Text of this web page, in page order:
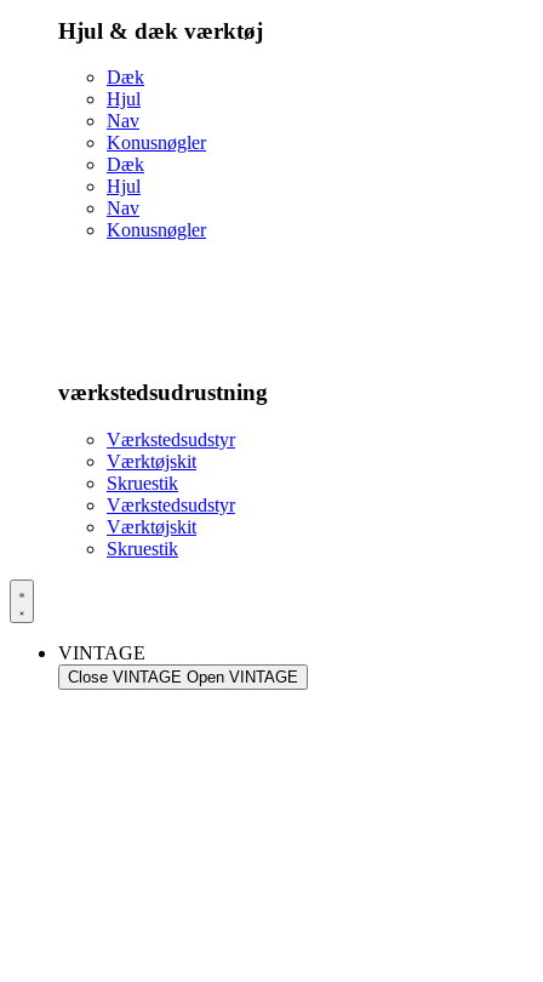
Hjul & dæk værktøj
Dæk
Hjul
Nav
Konusnøgler
Dæk
Hjul
Nav
Konusnøgler
værkstedsudrustning
Værkstedsudstyr
Værktøjskit
Skruestik
Værkstedsudstyr
Værktøjskit
Skruestik
VINTAGE
Close VINTAGE Open VINTAGE